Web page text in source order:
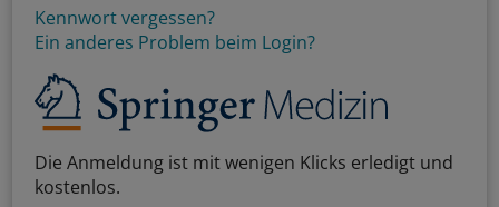
Kennwort vergessen?
Ein anderes Problem beim Login?
Die Anmeldung ist mit wenigen Klicks erledigt und
kostenlos.